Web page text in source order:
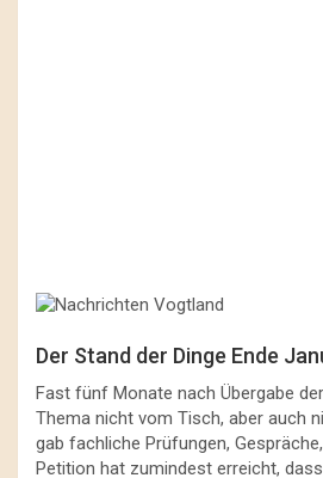
Der Stand der Dinge Ende
Fast fünf Monate nach Übergabe der
Thema nicht vom Tisch, aber auch
gab fachliche Prüfungen,
Petition hat zumindest erreicht,